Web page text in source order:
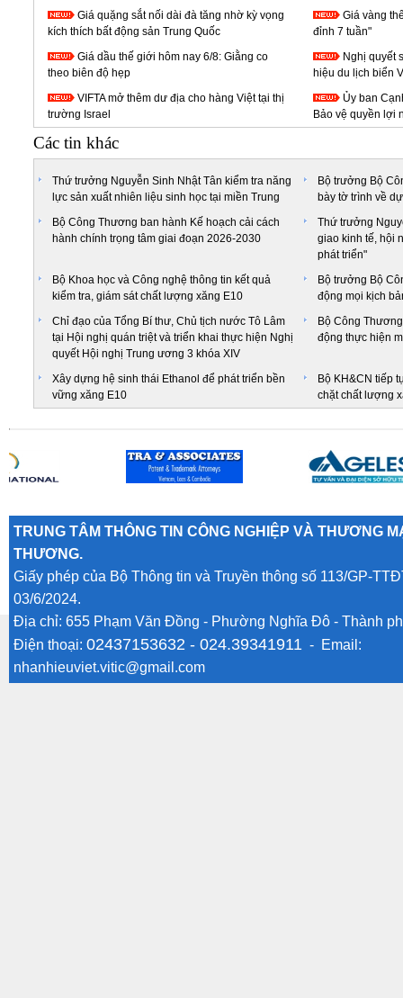
Giá quặng sắt nối dài đà tăng nhờ kỳ vọng
kích thích bất động sản Trung Quốc
Giá vàng
đỉnh 7 tuần"
Giá dầu thế giới hôm nay 6/8: Giằng co
theo biên độ hẹp
Nghị quyết
hiệu du lịch biển
VIFTA mở thêm dư địa cho hàng Việt tại thị
trường Israel
Ủy ban
Bảo vệ quyền lợi
Các tin khác
Thứ trưởng Nguyễn Sinh Nhật Tân kiểm tra năng
lực sản xuất nhiên liệu sinh học tại miền Trung
Bộ trưởng Bộ
bày tờ trình về
Bộ Công Thương ban hành Kế hoạch cải cách
hành chính trọng tâm giai đoạn 2026-2030
Thứ trưởng
giao kinh tế, hội
phát triển"
Bộ Khoa học và Công nghệ thông tin kết quả
kiểm tra, giám sát chất lượng xăng E10
Bộ trưởng Bộ
động mọi kịch
Chỉ đạo của Tổng Bí thư, Chủ tịch nước Tô Lâm
tại Hội nghị quán triệt và triển khai thực hiện Nghị
quyết Hội nghị Trung ương 3 khóa XIV
Bộ Công
động thực hiện
Xây dựng hệ sinh thái Ethanol để phát triển bền
vững xăng E10
Bộ KH&CN tiếp
chặt chất lượng
TRUNG TÂM THÔNG TIN CÔNG NGHIỆP VÀ THƯƠNG
THƯƠNG.
Giấy phép của Bộ Thông tin và Truyền thông số 113/GP-
03/6/2024.
Địa chỉ: 655 Phạm Văn Đồng - Phường Nghĩa Đô - Thành
Điện thoại: 02437153632 - 024.39341911 - Email:
nhanhieuviet.vitic@gmail.com